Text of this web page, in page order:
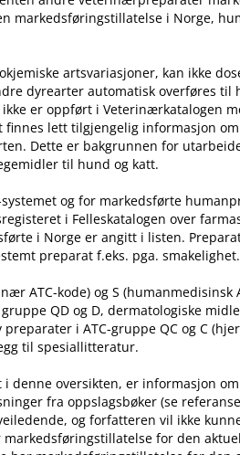
markedsføringstillatelse i Norge,
artsvariasjoner, kan ikke
dyrearter automatisk overføres til
er oppført i Veterinærkatalogen
lett tilgjengelig informasjon
Dette er bakgrunnen for
til hund og katt.
og for markedsførte
i Felleskatalogen over
i Norge er angitt i listen.
preparat f.eks. pga. smakelighet.
ATC-kode) og S (humanmedisinsk
QD og D, dermatologiske
i ATC-gruppe QC og C
til spesiallitteratur.
denne oversikten, er informasjon
fra oppslagsbøker (se
og forfatteren vil ikke
for den